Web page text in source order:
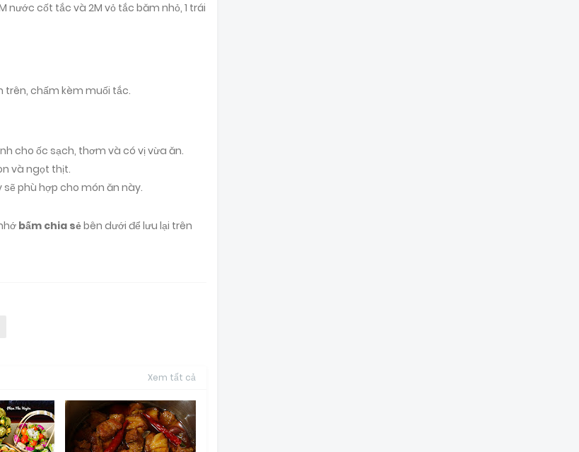
nước cốt tắc và 2M vỏ tắc băm nhỏ, 1 trái
trên, chấm kèm muối tắc.
cho ốc sạch, thơm và có vị vừa ăn.
và ngọt thịt.
phù hợp cho món ăn này.
bấm chia sẻbên dưới để lưu lại trên
Xem tất cả